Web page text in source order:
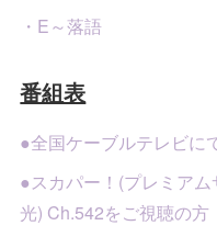
・E～落語
番組表
●全国ケーブルテレビに
●スカパー！(プレミア
光) Ch.542をご視聴の方